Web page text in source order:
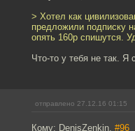
> Хотел как
предложили подписку
опять 160р спишутся.
Что-то у тебя не так. Я
отправлено 27.12.16 01:15
Кому: DenisZenkin, #96